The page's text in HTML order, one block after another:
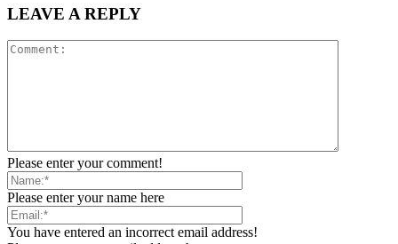
LEAVE A REPLY
Please enter your comment!
Please enter your name here
You have entered an incorrect email address!